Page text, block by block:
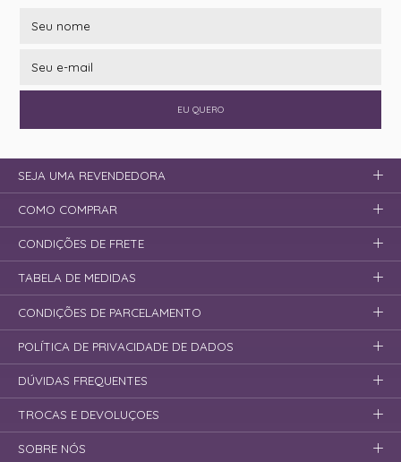
EU QUERO
SEJA UMA REVENDEDORA
COMO COMPRAR
CONDIÇÕES DE FRETE
TABELA DE MEDIDAS
CONDIÇÕES DE PARCELAMENTO
POLÍTICA DE PRIVACIDADE DE DADOS
DÚVIDAS FREQUENTES
TROCAS E DEVOLUÇOES
SOBRE NÓS